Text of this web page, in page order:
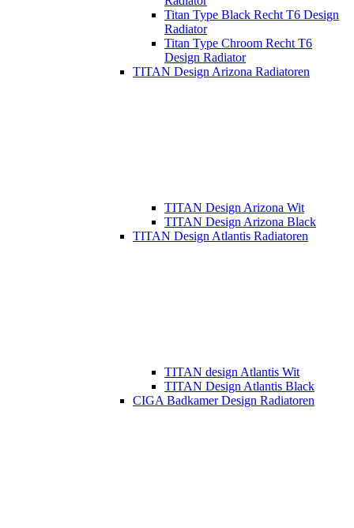
Titan Type Black Recht T6 Design
Radiator
Titan Type Chroom Recht T6
Design Radiator
TITAN Design Arizona Radiatoren
TITAN Design Arizona Wit
TITAN Design Arizona Black
TITAN Design Atlantis Radiatoren
TITAN design Atlantis Wit
TITAN Design Atlantis Black
CIGA Badkamer Design Radiatoren